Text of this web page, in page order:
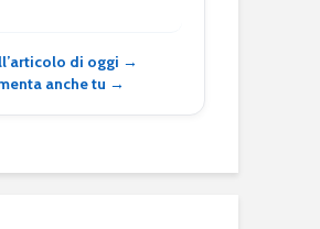
di oggi →
anche tu →